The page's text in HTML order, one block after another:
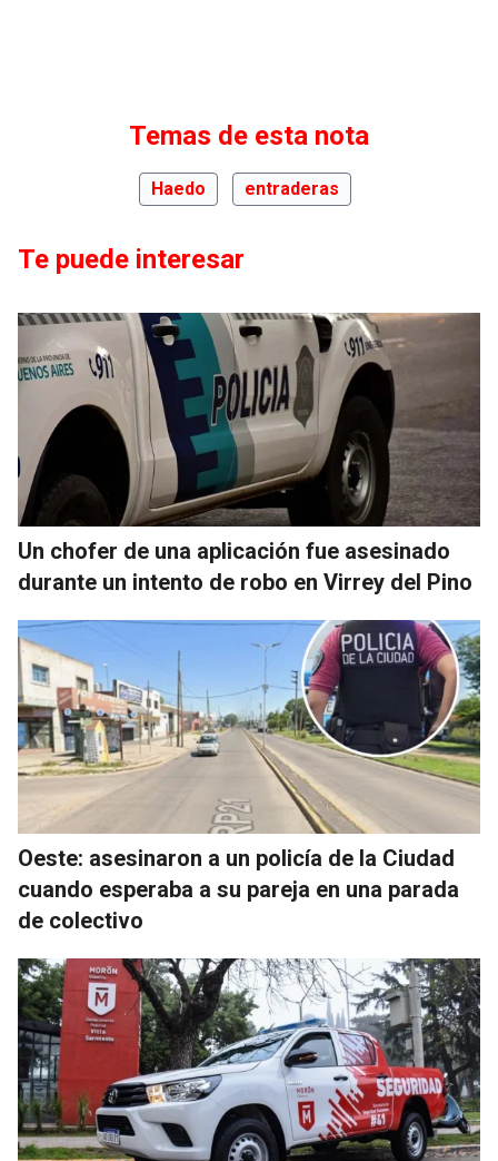
Temas de esta nota
Haedo entraderas
Te puede interesar
Un chofer de una aplicación fue asesinado
durante un intento de robo en Virrey del Pino
Oeste: asesinaron a un policía de la Ciudad
cuando esperaba a su pareja en una parada
de colectivo